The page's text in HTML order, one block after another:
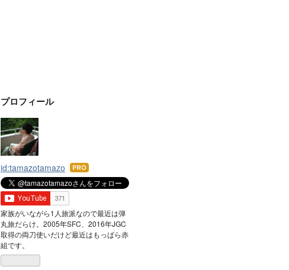
プロフィール
id:tamazotamazo はて
なブ
家族がいながら1人旅派なので最近は弾
丸旅だらけ。2005年SFC、2016年JGC
取得の両刀使いだけど最近はもっぱら赤
組です。